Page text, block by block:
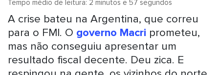
Tempo médio de leitura: 2 minutos e 57 segundos
A crise bateu na Argentina, que correu
para o FMI. O governo Macri prometeu,
mas não conseguiu apresentar um
resultado fiscal decente. Deu zica. E